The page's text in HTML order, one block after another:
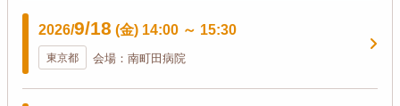
2026/9/18 (金) 14:00 ～ 15:30
東京都 会場：南町田病院